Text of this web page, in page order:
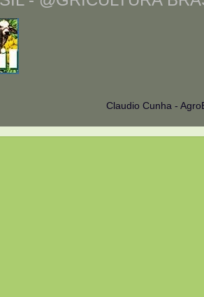
Claudio Cunha -